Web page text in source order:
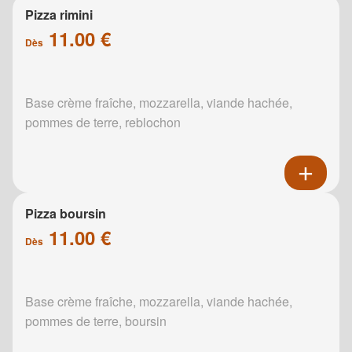
Pizza rimini
Dès 11.00 €
Base crème fraîche, mozzarella, viande hachée,
pommes de terre, reblochon
Pizza boursin
Dès 11.00 €
Base crème fraîche, mozzarella, viande hachée,
pommes de terre, boursin